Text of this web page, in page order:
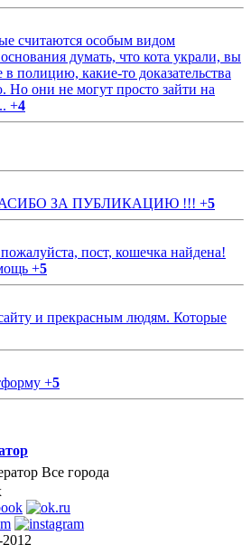
считаются особым видом
думать, что кота украли, вы
в полицию, какие-то доказательства
Но они не могут просто зайти на
+4
ЗА ПУБЛИКАЦИЮ !!! +5
пост, кошечка найдена!
+5
и прекрасным людям. Которые
+5
Все города